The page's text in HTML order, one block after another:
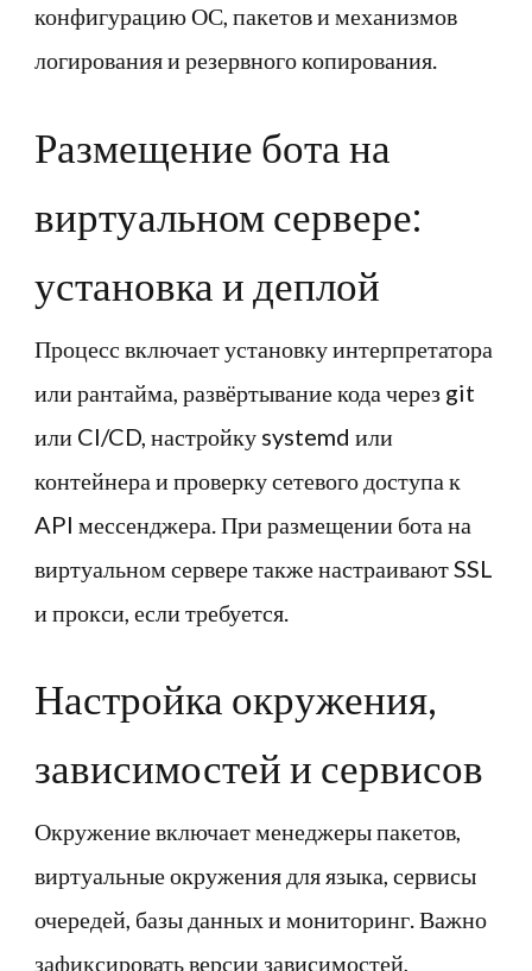
конфигурацию ОС, пакетов и механизмов
логирования и резервного копирования.
Размещение бота на
виртуальном сервере:
установка и деплой
Процесс включает установку интерпретатора
или рантайма, развёртывание кода через git
или CI/CD, настройку systemd или
контейнера и проверку сетевого доступа к
API мессенджера. При размещении бота на
виртуальном сервере также настраивают SSL
и прокси, если требуется.
Настройка окружения,
зависимостей и сервисов
Окружение включает менеджеры пакетов,
виртуальные окружения для языка, сервисы
очередей, базы данных и мониторинг. Важно
зафиксировать версии зависимостей,